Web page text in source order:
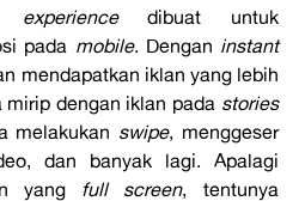
experiencedibuat untuk
pada mobile. Dengan instant
mendapatkan iklan yang lebih
dengan iklan pada stories
melakukan swipe, menggeser
dan banyak lagi. Apalagi
yang full screen, tentunya